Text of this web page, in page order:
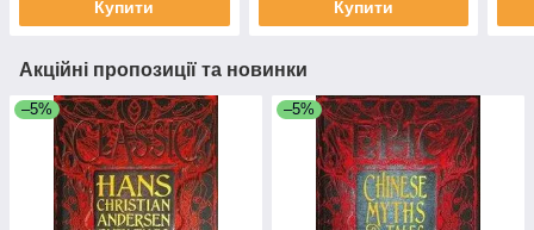
Купити Купити
Акційні пропозиції та новинки
–5% –5%